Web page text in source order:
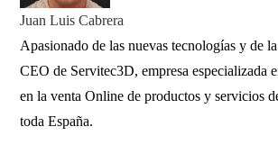
Juan Luis Cabrera
Apasionado de las nuevas tecnologías y de
CEO de Servitec3D, empresa especializada
en la venta Online de productos y servicios
toda España.